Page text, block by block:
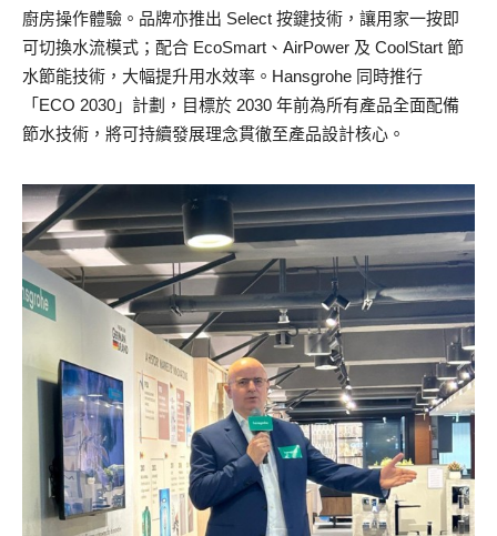
廚房操作體驗。品牌亦推出 Select 按鍵技術，讓用家一按即
可切換水流模式；配合 EcoSmart、AirPower 及 CoolStart 節
水節能技術，大幅提升用水效率。Hansgrohe 同時推行
「ECO 2030」計劃，目標於 2030 年前為所有產品全面配備
節水技術，將可持續發展理念貫徹至產品設計核心。